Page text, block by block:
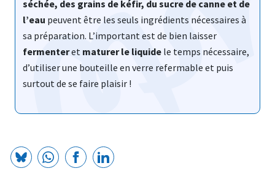
séchée, des grains de kéfir, du sucre de canne et de
l’eau peuvent être les seuls ingrédients nécessaires à
sa préparation. L’important est de bien laisser
fermenteret maturer le liquide le temps nécessaire,
d’utiliser une bouteille en verre refermable et puis
surtout de se faire plaisir !